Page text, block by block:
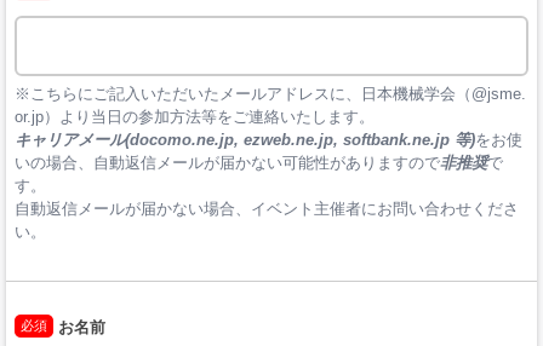
※こちらにご記入いただいたメールアドレスに、日本機械学会（@jsme.
or.jp）より当日の参加方法等をご連絡いたします。
キャリアメール(docomo.ne.jp, ezweb.ne.jp, softbank.ne.jp 等)をお使
いの場合、自動返信メールが届かない可能性がありますので非推奨で
す。
自動返信メールが届かない場合、イベント主催者にお問い合わせくださ
い。
必須 お名前